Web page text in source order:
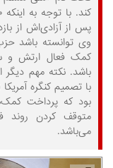
کند. با توجه به
پس از آزادی‌اش از
وی توانسته باشد
کمک فعال ارتش و
باشد. نکته مهم
با تصمیم کنگره
بود که پرداخت
متوقف کردن روند
می‌باشد.